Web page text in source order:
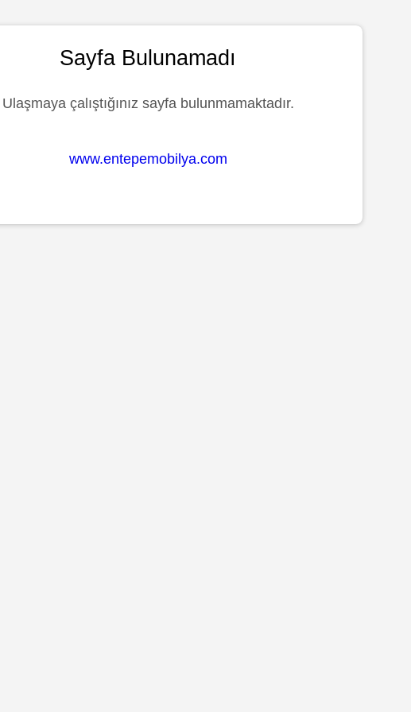
Sayfa Bulunamadı
Ulaşmaya çalıştığınız sayfa bulunmamaktadır.
www.entepemobilya.com